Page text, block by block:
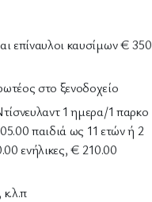
επίναυλοι καυσίμων € 350
στο ξενοδοχείο
1 ημερα/1 παρκο
παιδιά ως 11 ετών ή 2
ενήλικες, € 210.00